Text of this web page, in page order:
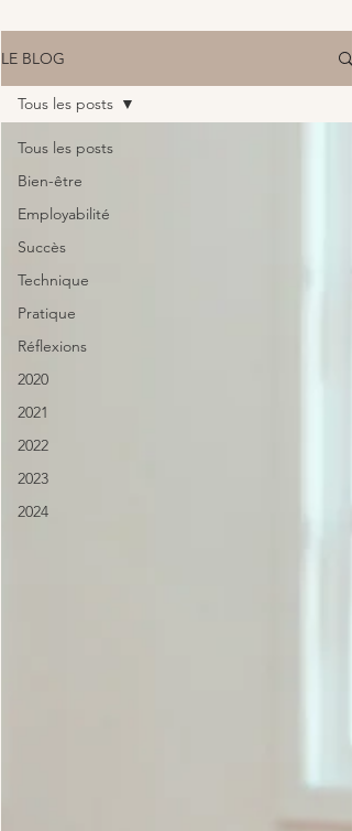
LE BLOG
Tous les posts
Bien-être
Employabilité
Succès
Technique
Pratique
Réflexions
2020
2021
2022
2023
2024
Tous les posts